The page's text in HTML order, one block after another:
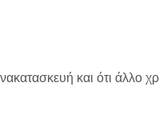
και ότι άλλο